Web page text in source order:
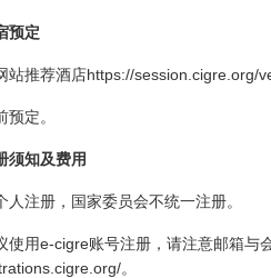
预定
站推荐酒店https://session.cigre.org/
预定。
须知及费用
人注册，国家委员会不统一注册。
使用e-cigre账号注册，请注意邮箱与
。